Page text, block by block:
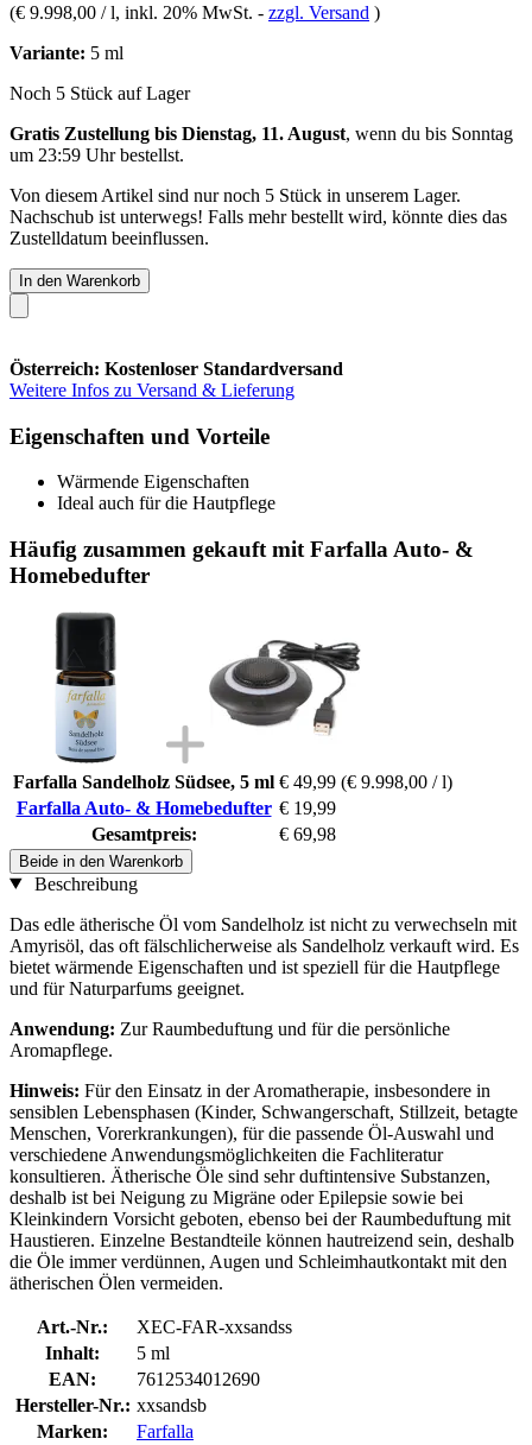
(€ 9.998,00 / l, inkl. 20% MwSt. - zzgl. Versand )
Variante: 5 ml
Noch 5 Stück auf Lager
Gratis Zustellung bis Dienstag, 11. August, wenn du bis Sonntag
um 23:59 Uhrbestellst.
Von diesem Artikel sind nur noch 5 Stück in unserem Lager.
Nachschub ist unterwegs! Falls mehr bestellt wird, könnte dies das
Zustelldatum beeinflussen.
In den Warenkorb
Österreich: Kostenloser Standardversand
Weitere Infos zu Versand & Lieferung
Eigenschaften und Vorteile
Wärmende Eigenschaften
Ideal auch für die Hautpflege
Häufig zusammen gekauft mit Farfalla Auto- &
Homebedufter
Farfalla Sandelholz Südsee, 5 ml € 49,99 (€ 9.998,00 / l)
Farfalla Auto- & Homebedufter € 19,99
Gesamtpreis:
€ 69,98
Beide in den Warenkorb
Beschreibung
Das edle ätherische Öl vom Sandelholz ist nicht zu verwechseln mit
Amyrisöl, das oft fälschlicherweise als Sandelholz verkauft wird. Es
bietet wärmende Eigenschaften und ist speziell für die Hautpflege
und für Naturparfums geeignet.
Anwendung: Zur Raumbeduftung und für die persönliche
Aromapflege.
Hinweis: Für den Einsatz in der Aromatherapie, insbesondere in
sensiblen Lebensphasen (Kinder, Schwangerschaft, Stillzeit, betagte
Menschen, Vorerkrankungen), für die passende Öl-Auswahl und
verschiedene Anwendungsmöglichkeiten die Fachliteratur
konsultieren. Ätherische Öle sind sehr duftintensive Substanzen,
deshalb ist bei Neigung zu Migräne oder Epilepsie sowie bei
Kleinkindern Vorsicht geboten, ebenso bei der Raumbeduftung mit
Haustieren. Einzelne Bestandteile können hautreizend sein, deshalb
die Öle immer verdünnen, Augen und Schleimhautkontakt mit den
ätherischen Ölen vermeiden.
Art.-Nr.:
XEC-FAR-xxsandss
Inhalt:
5 ml
EAN:
7612534012690
Hersteller-Nr.: xxsandsb
Marken:
Farfalla